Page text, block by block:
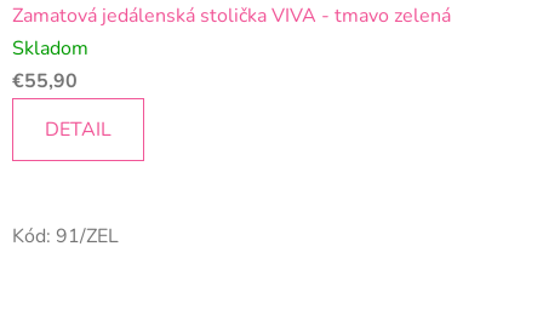
Zamatová jedálenská stolička VIVA - tmavo zelená
Skladom
€55,90
DETAIL
Kód: 91/ZEL